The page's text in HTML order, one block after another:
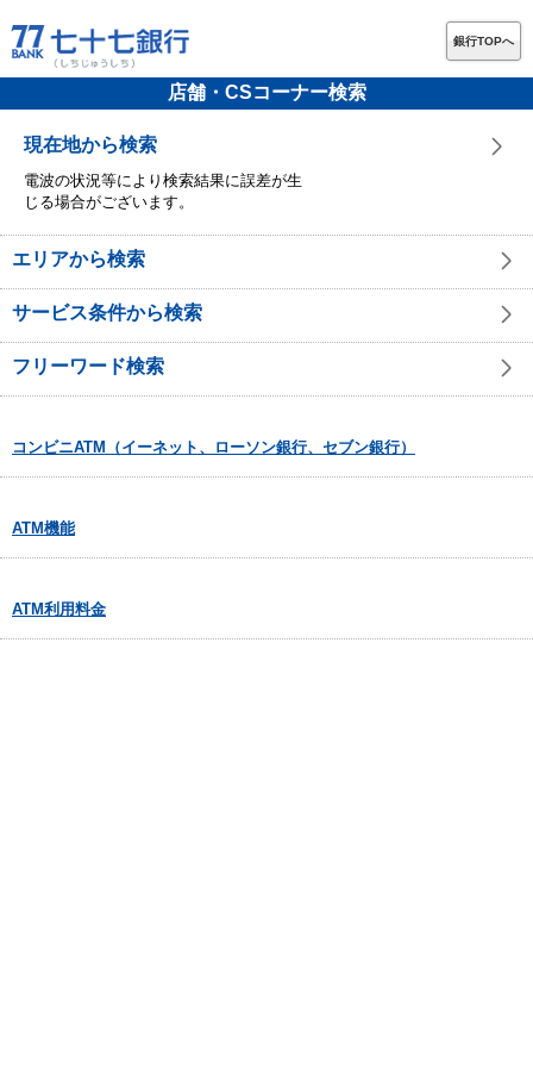
銀行TOPへ
店舗・CSコーナー検索
現在地から検索
電波の状況等により検索結果に誤差が生
じる場合がございます。
エリアから検索
サービス条件から検索
フリーワード検索
コンビニATM（イーネット、ローソン銀行、セブン銀行）
ATM機能
ATM利用料金